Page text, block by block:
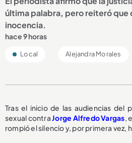
última palabra, pero reiteró que
inocencia.
hace 9 horas
Local Alejandra Morales
Tras el inicio de las audiencias del
sexual contraJorge Alfredo Vargas,
rompió el silencio y, por primera vez,